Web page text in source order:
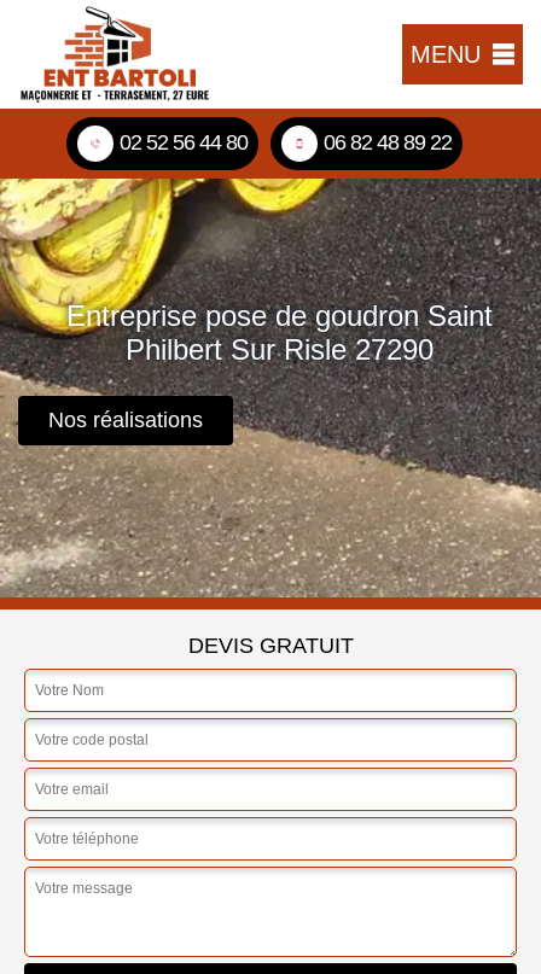
MENU
02 52 56 44 80 06 82 48 89 22
Entreprise pose de goudron Saint
Philbert Sur Risle 27290
Nos réalisations
DEVIS GRATUIT